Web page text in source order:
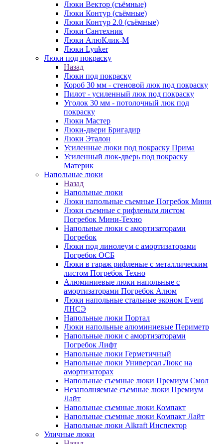
Люки Вектор (съёмные)
Люки Контур (съёмные)
Люки Контур 2.0 (съёмные)
Люки Сантехник
Люки АлюКлик-М
Люки Lyuker
Люки под покраску
Назад
Люки под покраску
Короб 30 мм - стеновой люк под покраску
Пилот - усиленный люк под покраску
Уголок 30 мм - потолочный люк под
покраску
Люки Мастер
Люки-двери Бригадир
Люки Эталон
Усиленные люки под покраску Прима
Усиленный люк-дверь под покраску
Материк
Напольные люки
Назад
Напольные люки
Люки напольные съемные Погребок Мини
Люки съемные с рифленым листом
Погребок Мини-Техно
Напольные люки с амортизаторами
Погребок
Люки под линолеум с амортизаторами
Погребок ОСБ
Люки в гараж рифленые с металлическим
листом Погребок Техно
Алюминиевые люки напольные с
амортизаторами Погребок Алюм
Люки напольные стальные эконом Event
ЛНСЭ
Напольные люки Портал
Люки напольные алюминиевые Периметр
Напольные люки с амортизаторами
Погребок Лифт
Напольные люки Герметичный
Напольные люки Универсал Люкс на
амортизаторах
Напольные съемные люки Премиум Смол
Незаполняемые съемные люки Премиум
Лайт
Напольные съемные люки Компакт
Напольные съемные люки Компакт Лайт
Напольные люки Alkraft Инспектор
Уличные люки